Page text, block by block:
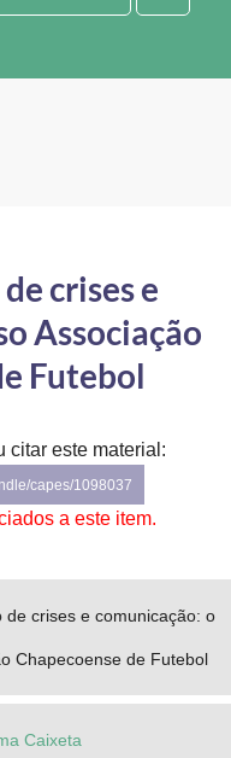
crises e
Associação
Futebol
citar este material:
capes/1098037
a este item.
de crises e comunicação: o
Chapecoense de Futebol
Caixeta